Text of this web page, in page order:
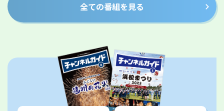
全ての番組を見る